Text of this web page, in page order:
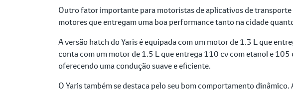
Outro fator importante para motoristas de aplicativos de transporte
motores que entregam uma boa performance tanto na cidade
A versão hatch do Yaris é equipada com um motor de 1.3 L que
conta com um motor de 1.5 L que entrega 110 cv com etanol e 105
oferecendo uma condução suave e eficiente.
O Yaris também se destaca pelo seu bom comportamento